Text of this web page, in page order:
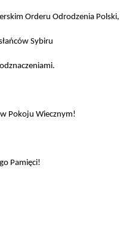
Orderu Odrodzenia Polski,
Sybiru
Pokoju Wiecznym!
Pamięci!